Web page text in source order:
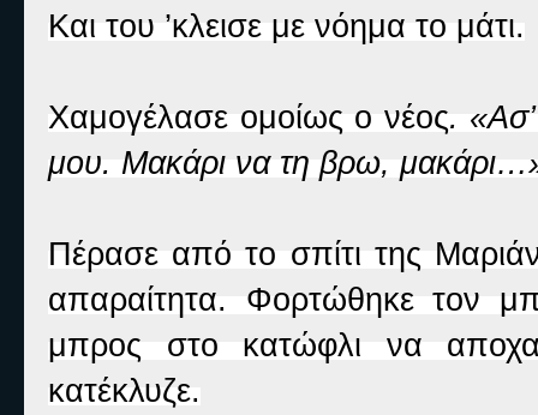
Και του ’κλεισε με νόημα το μάτι.
Χαμογέλασε ομοίως ο νέος. «Ασ’
μου. Μακάρι να τη βρω,
Πέρασε από το σπίτι της
απαραίτητα. Φορτώθηκε τον
μπρος στο κατώφλι να
κατέκλυζε.